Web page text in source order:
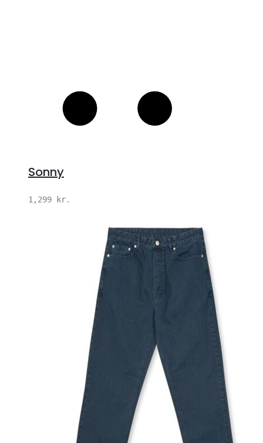
Sonny
1,299 kr.